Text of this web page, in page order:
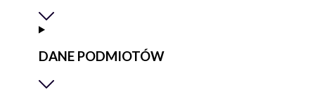
DANE PODMIOTÓW